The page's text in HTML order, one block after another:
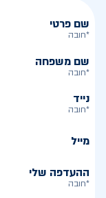
שם פרטי
*חובה
שם משפחה
*חובה
נייד
*חובה
מייל
ההעדפה שלי
*חובה